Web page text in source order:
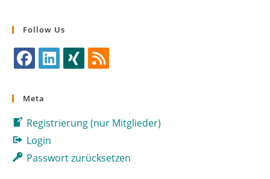
Follow Us
new
tab
new
tab
new
new
Meta
Registrierung (nur Mitglieder)
Login
Passwort zurücksetzen